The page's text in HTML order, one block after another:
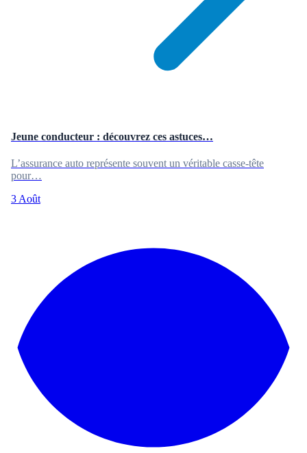
Jeune conducteur : découvrez ces astuces…
L’assurance auto représente souvent un véritable casse-tête
pour…
3 Août